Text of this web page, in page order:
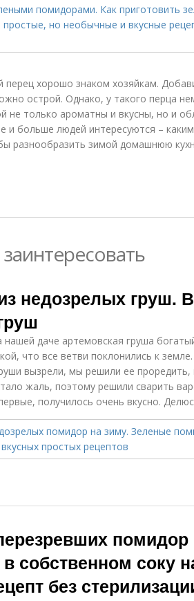
перец хорошо знаком хозяйкам.
острой. Однако, у такого перца
не только ароматны и вкусны, но и
и больше людей интересуются –
разнообразить зимой домашнюю
недозрелых груш.
нашей даче артемовская груша
что все ветви поклонились к
вызрели, мы решили ее проредить,
жаль, поэтому решили сварить
получилось очень вкусно.
помидор
собственном соку
без